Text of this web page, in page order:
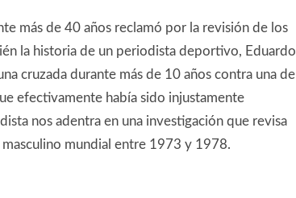
más de 40 años reclamó por la revisión de los
la historia de un periodista deportivo, Eduardo
cruzada durante más de 10 años contra una de
efectivamente había sido injustamente
nos adentra en una investigación que revisa
mundial entre 1973 y 1978.